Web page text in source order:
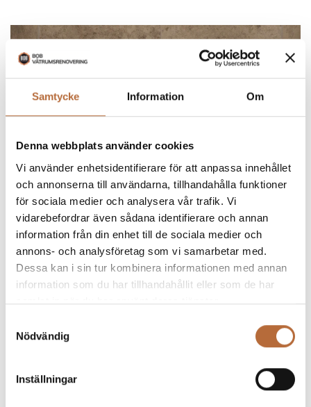
Samtycke Information Om
Denna webbplats använder cookies
Vi använder enhetsidentifierare för att anpassa innehållet
och annonserna till användarna, tillhandahålla funktioner
för sociala medier och analysera vår trafik. Vi
vidarebefordrar även sådana identifierare och annan
information från din enhet till de sociala medier och
annons- och analysföretag som vi samarbetar med.
Dessa kan i sin tur kombinera informationen med annan
information som du har tillhandahållit eller som de har
samlat in när du har använt deras tjänster.
Nödvändig
Inställningar
Specialister på badrum
sedan 2014
Vår erfarenhet märks i varje projekt. Våra
hantverkare är certifierade och behöriga, och varje
badrum byggs enligt gällande branschregler från
Byggkeramikrådet och Säker Vatten.
Du får en egen projektledare som ansvarar för hela
slutkontrollen vet du alltid vad som händer, vad det